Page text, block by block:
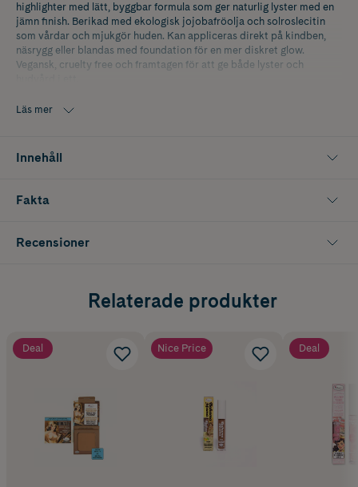
highlighter med lätt, byggbar formula som ger naturlig lyster med en
jämn finish. Berikad med ekologisk jojobafröolja och solroslecitin
som vårdar och mjukgör huden. Kan appliceras direkt på kindben,
näsrygg eller blandas med foundation för en mer diskret glow.
Vegansk, cruelty free och framtagen för att ge både lyster och
Läs mer
Innehåll
Fakta
Recensioner
Relaterade produkter
Deal Nice Price Deal